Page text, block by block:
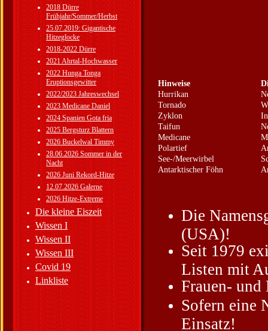
2018 Dürre
Frühjahr/Sommer/Herbst
25.07.2019: Gigantische
Hitzeglocke
2018-2022 Dürre
2021 Ahrtal-Hochwasser
2022 Hunga Tonga
Eruptionsgewitter
2022/2023 Jahreswechsel
2023 Medicane Daniel
2024 Spanien Gota fria
2025 Bergsturz Blattern
2026 Buckelwal Timmy
28.06.2026 Sommer in der
Nacht
2026 Juni Rekord-Hitze
12.07.2026 Galerne
2026 Hitze-Extreme
Die kleine Eiszeit
Wissen I
Wissen II
Wissen III
Covid 19
Linkliste
Hinweise
Hurrikan
Tornado
Zyklon
Taifun
Medicane
Polartief
See-/Meerwirbel
Antarktischer Föhn
Die
(USA)!
Seit 1979
Listen mit
Frauen- und
Sofern eine
Einsatz!